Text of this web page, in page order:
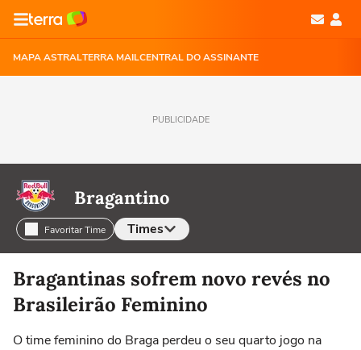
MAPA ASTRALTERRA MAILCENTRAL DO ASSINANTE
PUBLICIDADE
Bragantino
Favoritar Time Times
Selecione o time para ver as notícias
Bragantinas sofrem novo revés no
Brasileirão Feminino
O time feminino do Braga perdeu o seu quarto jogo na